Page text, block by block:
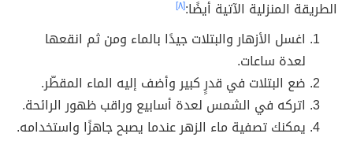
الطريقة المنزلية الآتية أيضًا:[٨]
اغسل الأزهار والبتلات جيدًا بالماء ومن ثم انقعها
لعدة ساعات.
ضع البتلات في قدرٍ كبير وأضف إليه الماء المقطّر.
اتركه في الشمس لعدة أسابيع وراقب ظهور الرائحة.
يمكنك تصفية ماء الزهر عندما يصبح جاهزًا واستخدامه.